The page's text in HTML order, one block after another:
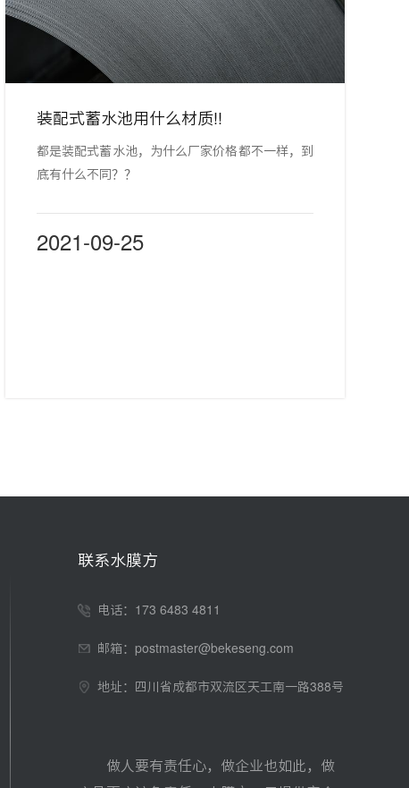
装配式蓄水池用什么材质!!
都是装配式蓄水池，为什么厂家价格都不一样，到
底有什么不同？？
2021-09-25
联系水膜方
电话：173 6483 4811
邮箱：postmaster@bekeseng.com
地址：四川省成都市双流区天工南一路388号
做人要有责任心，做企业也如此，做